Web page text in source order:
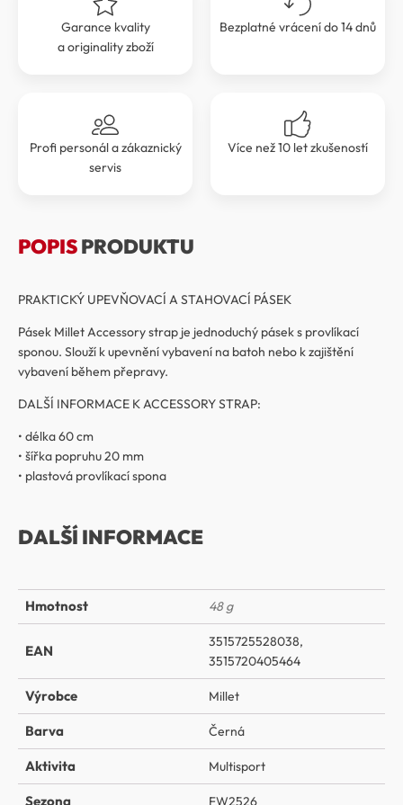
Garance kvality
a originality zboží
Bezplatné vrácení do 14 dnů
Profi personál a zákaznický
servis
Více než 10 let zkušeností
POPISPRODUKTU
PRAKTICKÝ UPEVŇOVACÍ A STAHOVACÍ PÁSEK
Pásek Millet Accessory strap je jednoduchý pásek s provlíkací
sponou. Slouží k upevnění vybavení na batoh nebo k zajištění
vybavení během přepravy.
DALŠÍ INFORMACE K ACCESSORY STRAP:
• délka 60 cm
• šířka popruhu 20 mm
• plastová provlíkací spona
DALŠÍ INFORMACE
Hmotnost 48 g
EAN
3515725528038,
3515720405464
Výrobce Millet
Barva Černá
Aktivita Multisport
Sezona FW2526